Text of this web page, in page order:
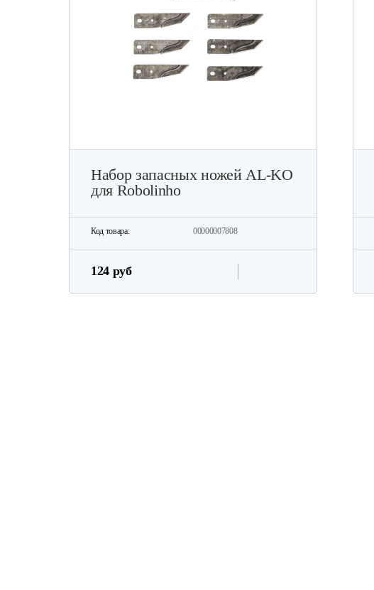
Набор запасных ножей AL-KO
для Robolinho
Код товара: 00000007808
124 руб